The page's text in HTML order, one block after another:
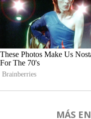
MÁS EN